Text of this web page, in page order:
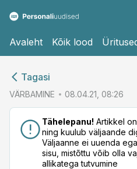
Avaleht Kõik lood
Tagasi
VÄRBAMINE 08.04.21, 08:26
Tähelepanu! Artikkel
ning kuulub väljaande
Väljaanne ei uuenda
sisu, mistõttu võib olla
allikatega tutvumine